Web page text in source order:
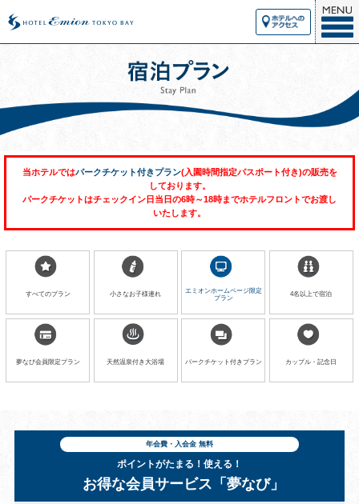
当ホテルではパークチケット付きプラン(入園時間指定パスポート付き)の販売を
しております。
パークチケットはチェックイン日当日の6時～18時までホテルフロントでお渡し
いたします。
すべてのプラン 小さなお子様連れ エミオンホームページ限定
プラン
4名以上で宿泊
夢なび会員限定プラン 天然温泉付き大浴場 パークチケット付きプラン カップル・記念日
年会費・入会金 無料
ポイントがたまる！使える！
お得な会員サービス「夢なび」